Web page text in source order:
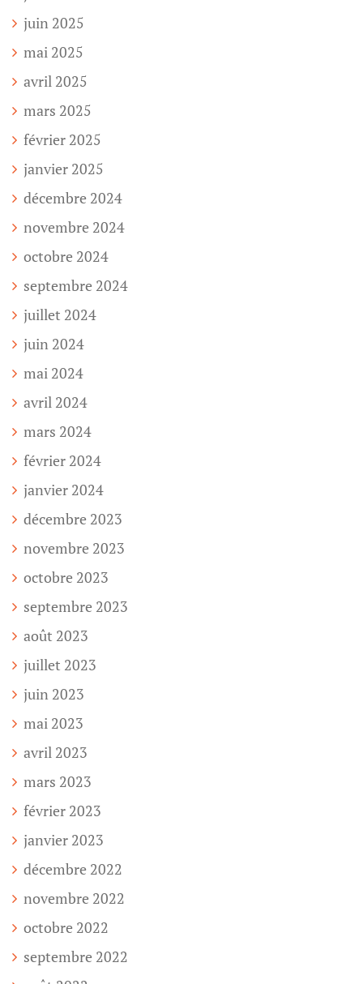
juin 2025
mai 2025
avril 2025
mars 2025
février 2025
janvier 2025
décembre 2024
novembre 2024
octobre 2024
septembre 2024
juillet 2024
juin 2024
mai 2024
avril 2024
mars 2024
février 2024
janvier 2024
décembre 2023
novembre 2023
octobre 2023
septembre 2023
août 2023
juillet 2023
juin 2023
mai 2023
avril 2023
mars 2023
février 2023
janvier 2023
décembre 2022
novembre 2022
octobre 2022
septembre 2022